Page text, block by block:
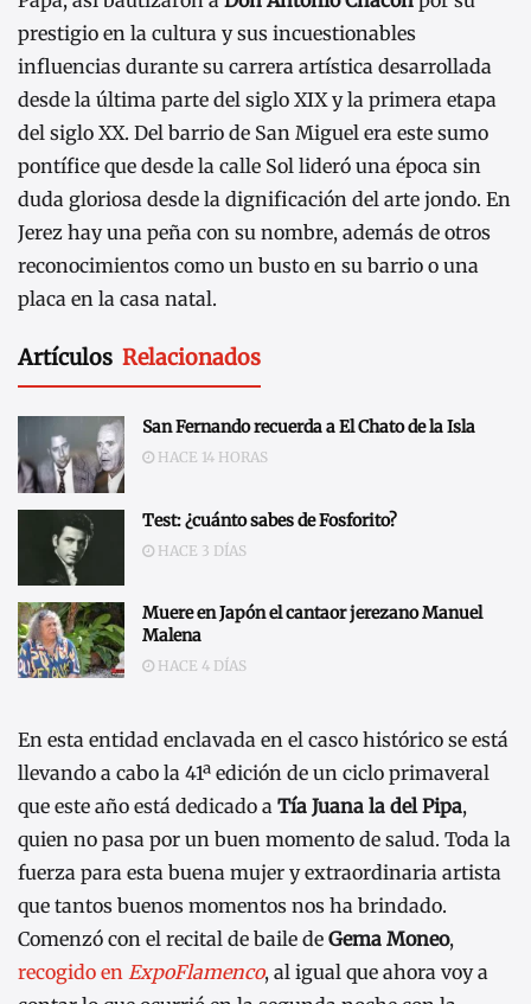
prestigio en la cultura y sus incuestionables
influencias durante su carrera artística desarrollada
desde la última parte del siglo XIX y la primera etapa
del siglo XX. Del barrio de San Miguel era este sumo
pontífice que desde la calle Sol lideró una época sin
duda gloriosa desde la dignificación del arte jondo. En
Jerez hay una peña con su nombre, además de otros
reconocimientos como un busto en su barrio o una
placa en la casa natal.
Artículos Relacionados
San Fernando recuerda a El Chato de la Isla
HACE 14 HORAS
Test: ¿cuánto sabes de Fosforito?
HACE 3 DÍAS
Muere en Japón el cantaor jerezano Manuel
Malena
HACE 4 DÍAS
En esta entidad enclavada en el casco histórico se está
llevando a cabo la 41ª edición de un ciclo primaveral
que este año está dedicado a Tía Juana la del Pipa,
quien no pasa por un buen momento de salud. Toda la
fuerza para esta buena mujer y extraordinaria artista
que tantos buenos momentos nos ha brindado.
Comenzó con el recital de baile de Gema Moneo,
recogido en ExpoFlamenco, al igual que ahora voy a